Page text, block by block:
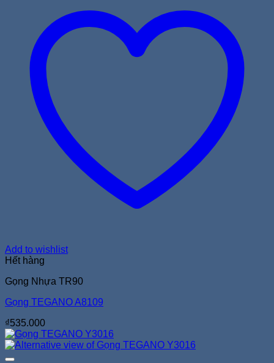
Add to wishlist
Hết hàng
Gọng Nhựa TR90
Gọng TEGANO A8109
₫535.000